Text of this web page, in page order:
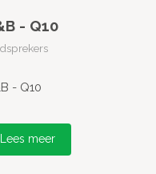
- Q10
- Q10
Lees meer